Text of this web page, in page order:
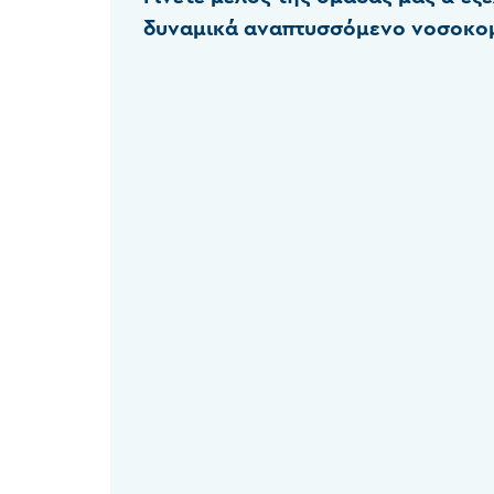
δυναμικά αναπτυσσόμενο